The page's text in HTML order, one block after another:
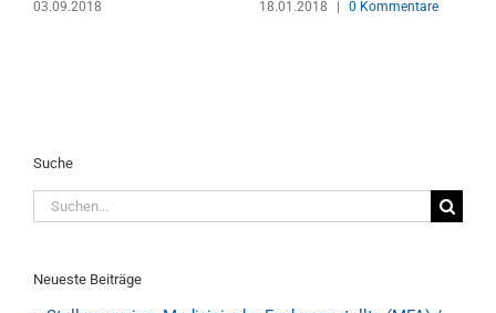
03.09.2018 18.01.2018 0 Kommentare
Suche
Suche
nach:
Neueste Beiträge